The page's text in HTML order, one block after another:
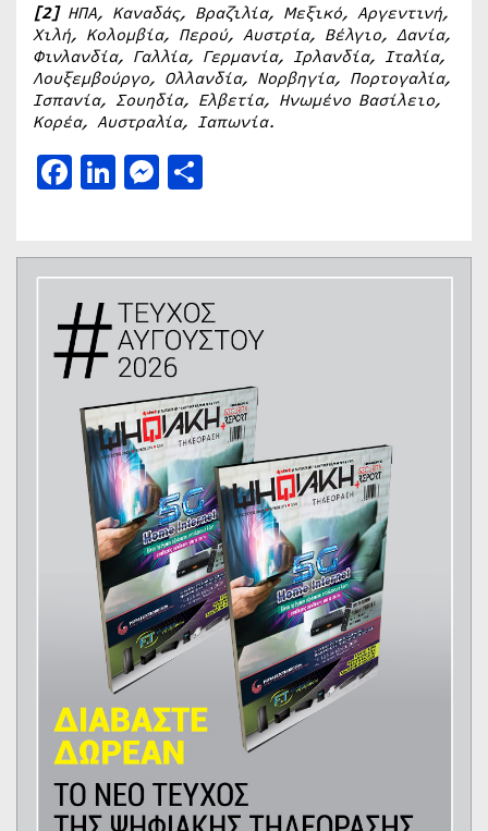
[2]ΗΠΑ, Καναδάς, Βραζιλία, Μεξικό, Αργεντινή,
Χιλή, Κολομβία, Περού, Αυστρία, Βέλγιο, Δανία,
Φινλανδία, Γαλλία, Γερμανία, Ιρλανδία, Ιταλία,
Λουξεμβούργο, Ολλανδία, Νορβηγία, Πορτογαλία,
Ισπανία, Σουηδία, Ελβετία, Ηνωμένο Βασίλειο,
Κορέα, Αυστραλία, Ιαπωνία.
Facebook
LinkedIn
Messenger